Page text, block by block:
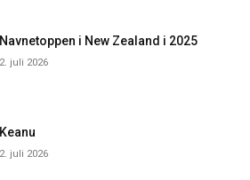
Navnetoppen i New Zealand i 2025
2. juli 2026
Keanu
2. juli 2026